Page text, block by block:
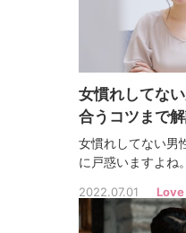
女慣れしてな
合うコツまで
女慣れしてない男
に戸惑いますよね
ずです。女慣れし
ローチをしまし
2022.07.01 Love